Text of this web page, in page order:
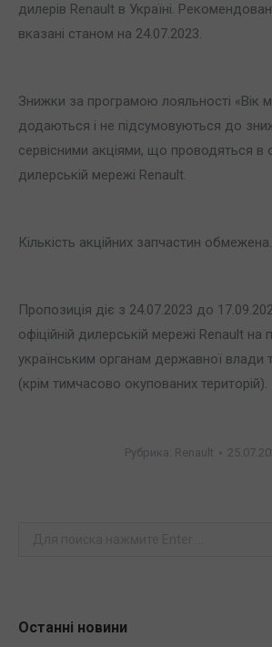
дилерів Renault в Україні.
вказані станом на 24.07.2023.
Знижки за програмою лояльності «Вік
додаються і не підсумовуються до
сервісними акціями, що проводяться в
дилерській мережі Renault.
Кількість акційних запчастин обмежена.
Пропозиція діє з 24.07.2023 до
офіційній дилерській мережі Renault на
українським органам державної влади
(крім тимчасово окупованих територій).
Рубрика: Renault
Останні новини